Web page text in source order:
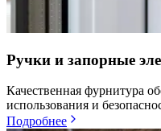
Ручки и запорные
Качественная фурнитура
использования и
Подробнее